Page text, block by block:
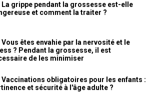
La grippe pendant la grossesse est-elle
et comment la traiter ?
Vous êtes envahie par la nervosité et le
? Pendant la grossesse, il est
de les minimiser
Vaccinations obligatoires pour les enfants :
et sécurité à l'âge adulte ?